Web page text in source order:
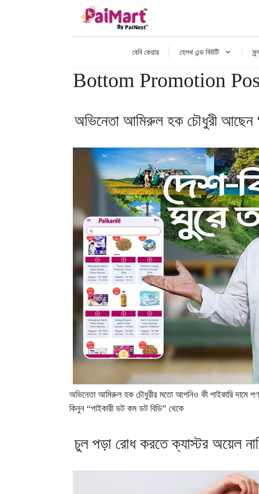
বেবি কেয়ার হেলথ এন্ড বিউটি
Bottom Promotion
অভিনেতা আমিরুল হক চৌধুরী আছেন
অভিনেতা আমিরুল হক চৌধুরীর মতো আপনিও কী পাইকারি দামে
কিনুন “পাইকারী ডট কম ডট বিডি” থেকে
চুল পড়া রোধ করতে ক্যাস্টর অয়েল